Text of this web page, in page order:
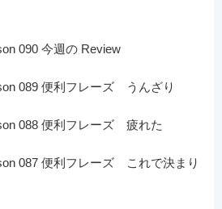
090 今週の Review
089 便利フレーズ うんざり
088 便利フレーズ 疲れた
087 便利フレーズ これで決まり